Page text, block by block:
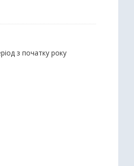
з початку року